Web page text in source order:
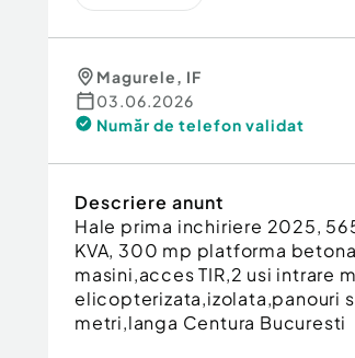
Magurele, IF
03.06.2026
Număr de telefon validat
Descriere anunt
Hale prima inchiriere 2025,
KVA, 300 mp platforma
masini,acces TIR,2 usi intrare
elicopterizata,izolata,panouri
metri,langa Centura Bucuresti